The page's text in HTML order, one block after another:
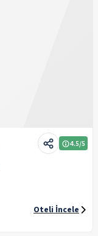
4.5/5
Oteli İncele